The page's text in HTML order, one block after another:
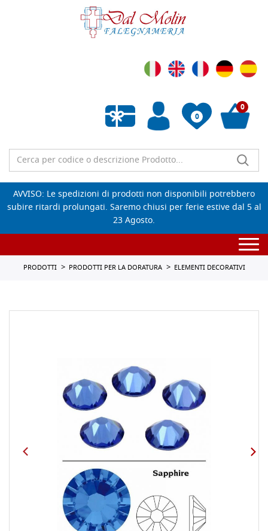
0
Wishlist vuota
0
AVVISO: Le spedizioni di prodotti non disponibili potrebbero
subire ritardi prolungati. Saremo chiusi per ferie estive dal 5 al
23 Agosto.
PRODOTTI PRODOTTI PER LA DORATURA ELEMENTI DECORATIVI